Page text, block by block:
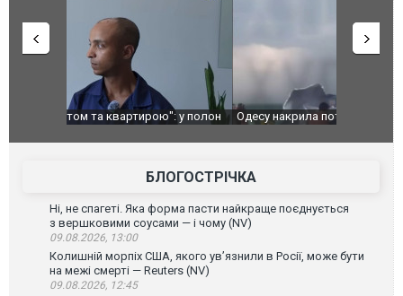
Одесу накрила потужна злива з градом та
Вже
БЛОГОСТРІЧКА
Ні, не спагеті. Яка форма пасти найкраще поєднується
з вершковими соусами — і чому (NV)
09.08.2026, 13:00
Колишній морпіх США, якого ув’язнили в Росії, може бути
на межі смерті — Reuters (NV)
09.08.2026, 12:45